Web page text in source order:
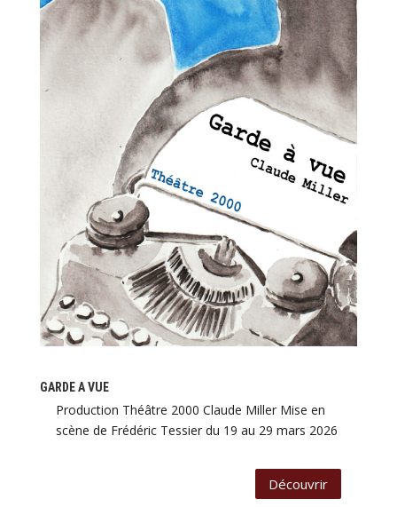
GARDE A VUE
Production Théâtre 2000 Claude Miller Mise en
scène de Frédéric Tessier du 19 au 29 mars 2026
Découvrir